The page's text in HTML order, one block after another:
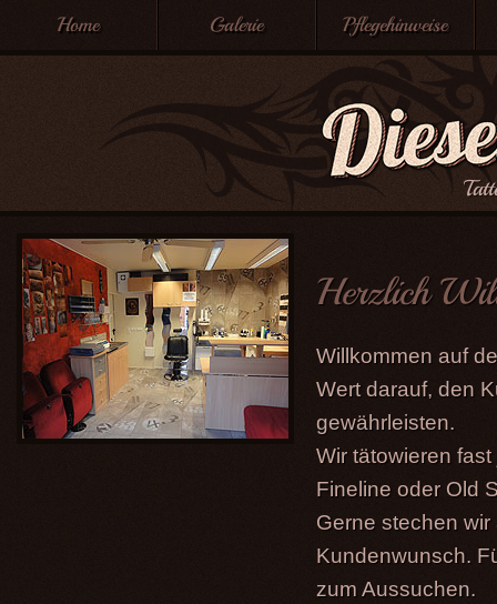
Home Galerie Pflegehinweise
Herzlich
Willkommen auf
Wert darauf, den
gewährleisten.
Wir tätowieren
Fineline oder Old
Gerne stechen
Kundenwunsch.
zum Aussuchen.